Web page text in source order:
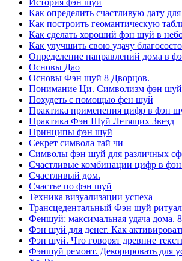
История фэн шуй
Как определить счастливую дату
Как построить геомантическую
Как сделать хороший фэн шуй в
Как улучшить свою удачу
Определение направлений дома в
Основы Дао
Основы Фэн шуй 8 Дворцов.
Понимание Ци. Символизм фэн
Похудеть с помощью фен шуй
Практика применения цифр в фэн
Практика Фэн Шуй Летящих Звезд
Принципы фэн шуй
Секрет символа тай чи
Символы фэн шуй для различных
Счастливые комбинации цифр в
Счастливый дом.
Счастье по фэн шуй
Техника визуализации успеха
Трансцедентальный Фэн шуй ритуал
Феншуй: максимальная удача дома.
Фэн шуй для денег. Как
Фэн шуй. Что говорят древние
Фэншуй ремонт. Декорировать для